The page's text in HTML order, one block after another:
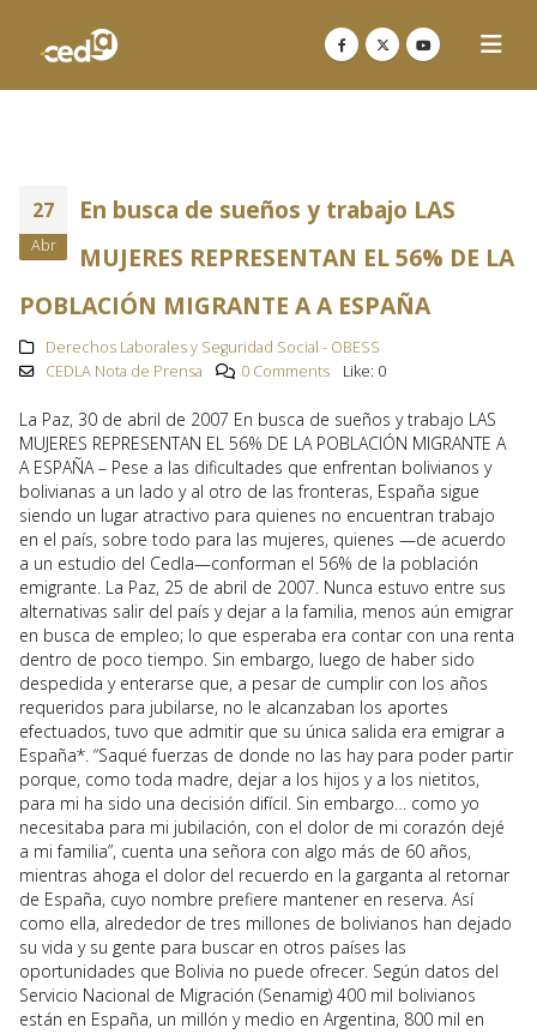
27
Abr
En busca de sueños y trabajo LAS
MUJERES REPRESENTAN EL 56% DE LA
POBLACIÓN MIGRANTE A A ESPAÑA
Derechos Laborales y Seguridad Social - OBESS
CEDLA Nota de Prensa
0 Comments Like: 0
La Paz, 30 de abril de 2007 En busca de sueños y trabajo LAS
MUJERES REPRESENTAN EL 56% DE LA POBLACIÓN MIGRANTE A
A ESPAÑA – Pese a las dificultades que enfrentan bolivianos y
bolivianas a un lado y al otro de las fronteras, España sigue
siendo un lugar atractivo para quienes no encuentran trabajo
en el país, sobre todo para las mujeres, quienes —de acuerdo
a un estudio del Cedla—conforman el 56% de la población
emigrante. La Paz, 25 de abril de 2007. Nunca estuvo entre sus
alternativas salir del país y dejar a la familia, menos aún emigrar
en busca de empleo; lo que esperaba era contar con una renta
dentro de poco tiempo. Sin embargo, luego de haber sido
despedida y enterarse que, a pesar de cumplir con los años
requeridos para jubilarse, no le alcanzaban los aportes
efectuados, tuvo que admitir que su única salida era emigrar a
España*. “Saqué fuerzas de donde no las hay para poder partir
porque, como toda madre, dejar a los hijos y a los nietitos,
para mi ha sido una decisión difícil. Sin embargo… como yo
necesitaba para mi jubilación, con el dolor de mi corazón dejé
a mi familia”, cuenta una señora con algo más de 60 años,
mientras ahoga el dolor del recuerdo en la garganta al retornar
de España, cuyo nombre prefiere mantener en reserva. Así
como ella, alrededor de tres millones de bolivianos han dejado
su vida y su gente para buscar en otros países las
oportunidades que Bolivia no puede ofrecer. Según datos del
Servicio Nacional de Migración (Senamig) 400 mil bolivianos
están en España, un millón y medio en Argentina, 800 mil en